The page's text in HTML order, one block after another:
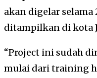
akan digelar
ditampilkan di kota
“Project ini sudah
mulai dari training